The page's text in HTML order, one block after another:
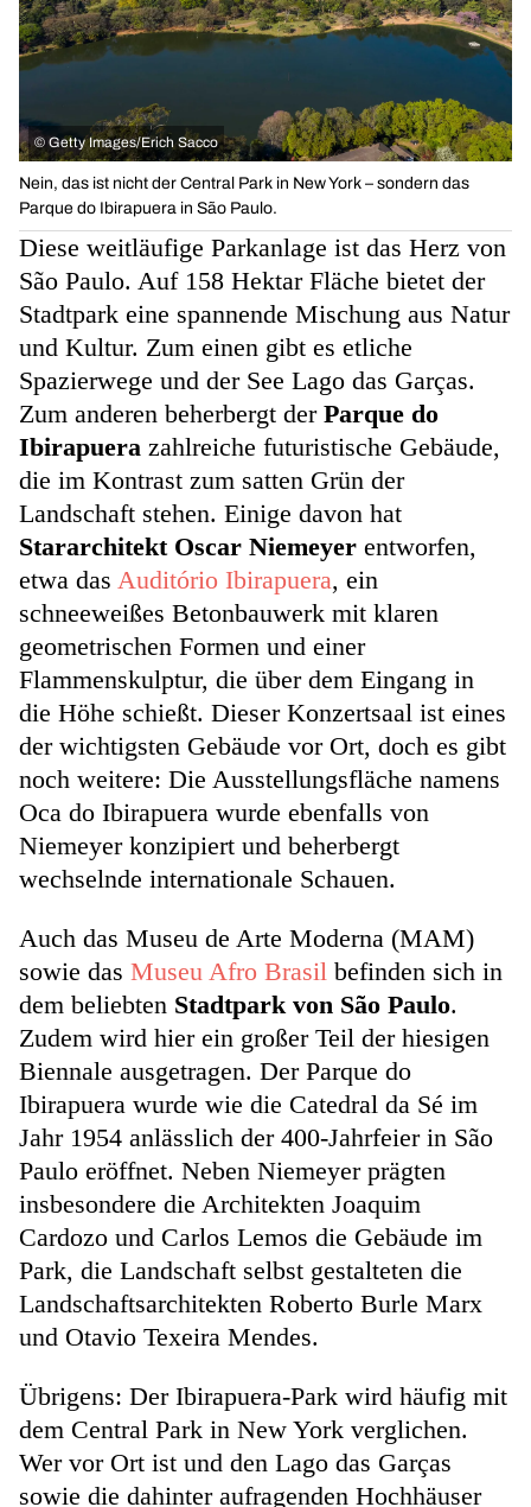
© Getty Images/Erich Sacco
Nein, das ist nicht der Central Park in New York – sondern das
Parque do Ibirapuera in São Paulo.
Diese weitläufige Parkanlage ist das Herz von
São Paulo. Auf 158 Hektar Fläche bietet der
Stadtpark eine spannende Mischung aus Natur
und Kultur. Zum einen gibt es etliche
Spazierwege und der See Lago das Garças.
Zum anderen beherbergt derParque do
Ibirapuera zahlreiche futuristische Gebäude,
die im Kontrast zum satten Grün der
Landschaft stehen. Einige davon hat
Stararchitekt Oscar Niemeyer entworfen,
etwa das Auditório Ibirapuera, ein
schneeweißes Betonbauwerk mit klaren
geometrischen Formen und einer
Flammenskulptur, die über dem Eingang in
die Höhe schießt. Dieser Konzertsaal ist eines
der wichtigsten Gebäude vor Ort, doch es gibt
noch weitere: Die Ausstellungsfläche namens
Oca do Ibirapuera wurde ebenfalls von
Niemeyer konzipiert und beherbergt
wechselnde internationale Schauen.
Auch das Museu de Arte Moderna (MAM)
sowie das Museu Afro Brasil befinden sich in
dem beliebten Stadtpark von São Paulo.
Zudem wird hier ein großer Teil der hiesigen
Biennale ausgetragen. Der Parque do
Ibirapuera wurde wie die Catedral da Sé im
Jahr 1954 anlässlich der 400-Jahrfeier in São
Paulo eröffnet. Neben Niemeyer prägten
insbesondere die Architekten Joaquim
Cardozo und Carlos Lemos die Gebäude im
Park, die Landschaft selbst gestalteten die
Landschaftsarchitekten Roberto Burle Marx
und Otavio Texeira Mendes.
Übrigens: Der Ibirapuera-Park wird häufig mit
dem Central Park in New York verglichen.
Wer vor Ort ist und den Lago das Garças
sowie die dahinter aufragenden Hochhäuser